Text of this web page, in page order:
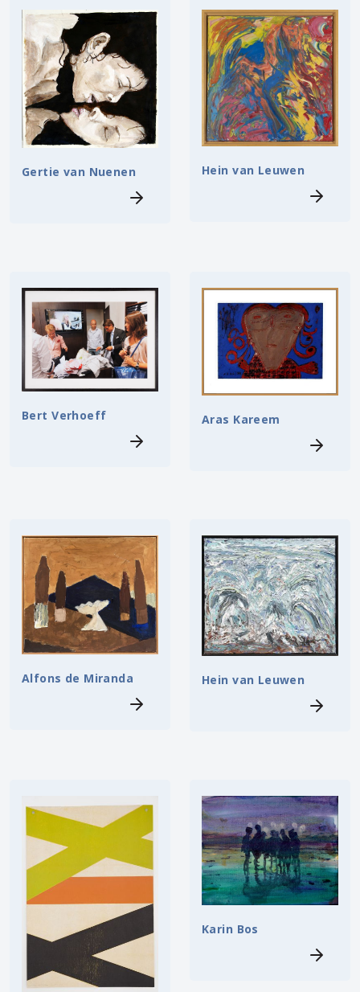
Gertie van Nuenen Hein van Leuwen
Bert Verhoeff Aras Kareem
Alfons de Miranda Hein van Leuwen
Karin Bos